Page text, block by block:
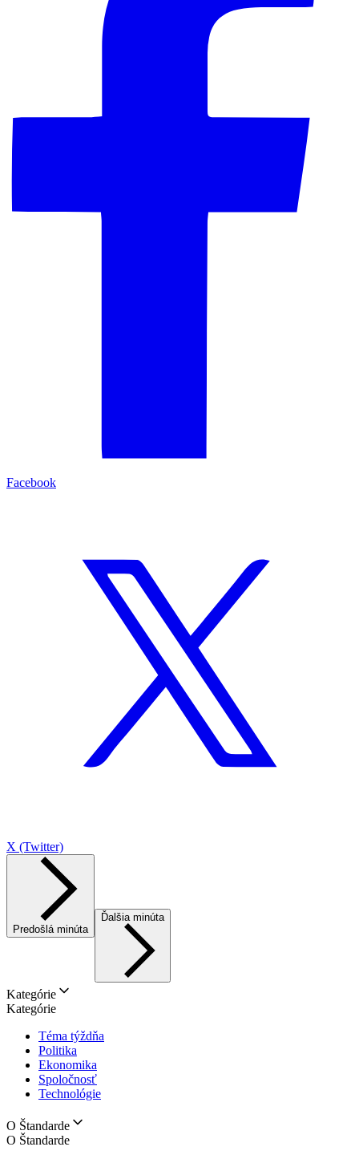
Facebook
X (Twitter)
Predošlá minúta
Ďalšia minúta
Kategórie
Kategórie
Téma týždňa
Politika
Ekonomika
Spoločnosť
Technológie
O Štandarde
O Štandarde